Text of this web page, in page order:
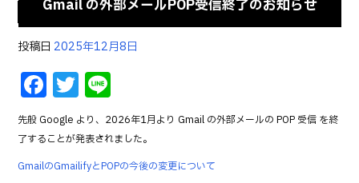
Gmail の外部メールPOP受信終了のお知らせ
投稿日 2025年12月8日
F
a
c
e
T
w
it
te
n
e
先般 Google より、2026年1月より Gmail の外部メールの POP 受信 を終
了することが発表されました。
GmailのGmailifyとPOPの今後の変更について